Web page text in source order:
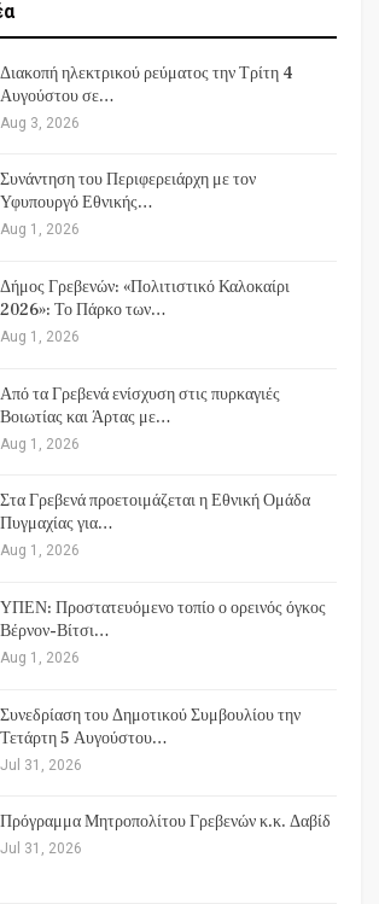
Διακοπή ηλεκτρικού ρεύματος την Τρίτη 4
Αυγούστου σε…
Aug 3, 2026
Συνάντηση του Περιφερειάρχη με τον
Υφυπουργό Εθνικής…
Aug 1, 2026
Δήμος Γρεβενών: «Πολιτιστικό Καλοκαίρι
2026»: Το Πάρκο των…
Aug 1, 2026
Από τα Γρεβενά ενίσχυση στις πυρκαγιές
Βοιωτίας και Άρτας με…
Aug 1, 2026
Στα Γρεβενά προετοιμάζεται η Εθνική Ομάδα
Πυγμαχίας για…
Aug 1, 2026
ΥΠΕΝ: Προστατευόμενο τοπίο ο ορεινός όγκος
Βέρνον-Βίτσι…
Aug 1, 2026
Συνεδρίαση του Δημοτικού Συμβουλίου την
Τετάρτη 5 Αυγούστου…
Jul 31, 2026
Πρόγραμμα Μητροπολίτου Γρεβενών κ.κ. Δαβίδ
Jul 31, 2026